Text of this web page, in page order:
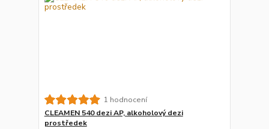
1 hodnocení
CLEAMEN 540 dezi AP, alkoholový dezi
prostředek